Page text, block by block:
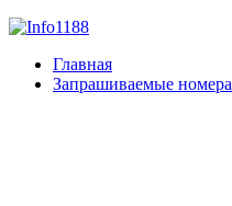
Главная
Запрашиваемые номера